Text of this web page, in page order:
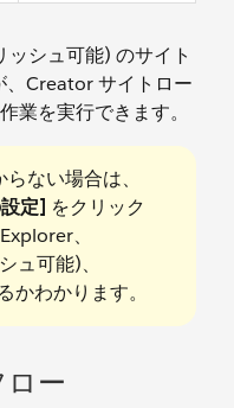
シュ可能) のサイト
、Creator サイトロー
業を実行できます。
ない場合は、
定] をクリック
、
ュ可能)、
かわかります。
ー